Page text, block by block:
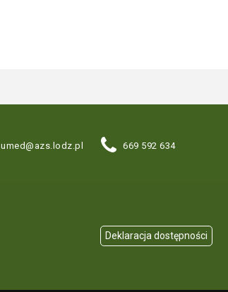
umed@azs.lodz.pl 669 592 634